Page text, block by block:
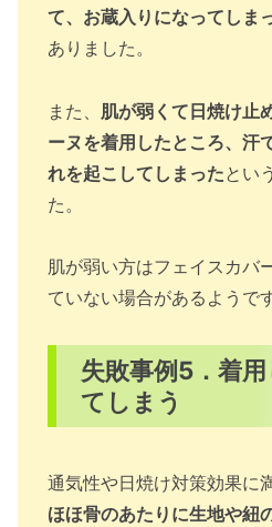
て、お蔵入りになってしま
ありました。
また、 肌が弱くて日焼け止
ーヌを着用したところ、汗
れを起こしてしまったとい
た。
肌が弱い方はフェイスカバ
ていない場合があるようです
失敗事例5．着
てしまう
通気性や日焼け対策効果に
ほほ骨のあたりに生地や紐